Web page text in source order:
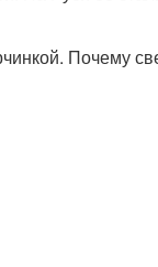
Почему